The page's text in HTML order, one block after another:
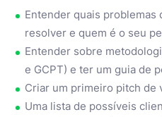
Entender quais problemas
resolver e quem é o seu
Entender sobre
e GCPT) e ter um guia de
Criar um primeiro pitch de
Uma lista de possíveis